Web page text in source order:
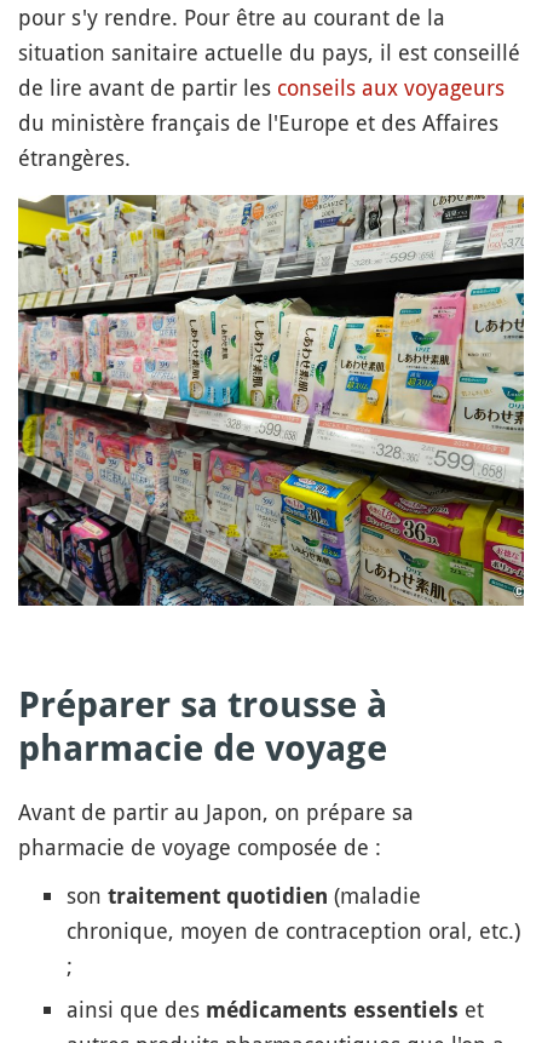
pour s'y rendre. Pour être au courant de la
situation sanitaire actuelle du pays, il est conseillé
de lire avant de partir les conseils aux voyageurs
du ministère français de l'Europe et des Affaires
étrangères.
Préparer sa trousse à
pharmacie de voyage
Avant de partir au Japon, on prépare sa
pharmacie de voyage composée de :
son traitement quotidien (maladie
chronique, moyen de contraception oral, etc.)
;
ainsi que des médicaments essentiels et